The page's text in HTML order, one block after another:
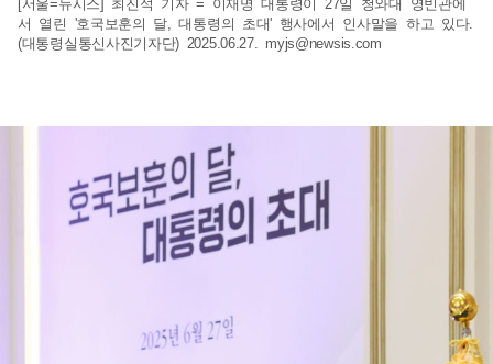
[서울=뉴시스] 최진석 기자 = 이재명 대통령이 27일 청와대 영빈관에
서 열린 '호국보훈의 달, 대통령의 초대' 행사에서 인사말을 하고 있다.
(대통령실통신사진기자단) 2025.06.27. myjs@newsis.com